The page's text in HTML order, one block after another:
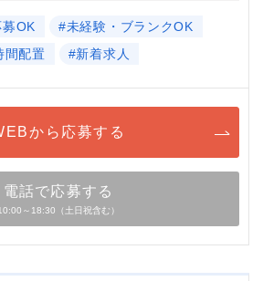
OK
#未経験・ブランクOK
間配置
#新着求人
から応募する
電話で応募する
～18:30（土日祝含む）